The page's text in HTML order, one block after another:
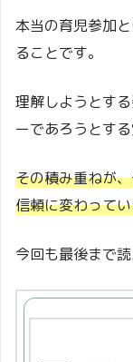
本当の育児参加
ることです。
理解しようとす
ーであろうとする
その積み重ねが
信頼に変わって
今回も最後まで